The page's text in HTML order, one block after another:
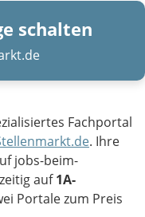
schalten
Fachportal
. Ihre
jobs-beim-
auf1A-
Portale zum Preis